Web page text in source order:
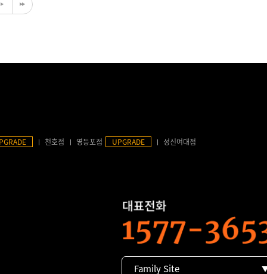
천호점 영등포점 UPGRADE 성신여대점
Family Site